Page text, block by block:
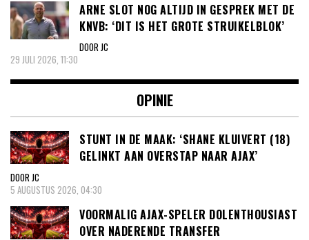
ARNE SLOT NOG ALTIJD IN GESPREK MET DE
KNVB: ‘DIT IS HET GROTE STRUIKELBLOK’
DOOR JC
29 JULI 2026, 11:30
OPINIE
STUNT IN DE MAAK: ‘SHANE KLUIVERT (18)
GELINKT AAN OVERSTAP NAAR AJAX’
DOOR JC
5 AUGUSTUS 2026, 04:30
VOORMALIG AJAX-SPELER DOLENTHOUSIAST
OVER NADERENDE TRANSFER